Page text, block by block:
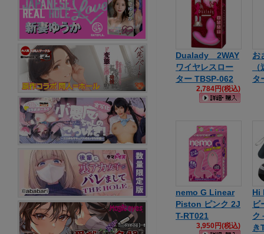
Dualady 2WAY
ワイヤレスロー
ター TBSP-062
2,784円(税込)
タ
nemo G Linear
Piston ピンク 2J
T-RT021
3,950円(税込)
Hi
ビ
ク